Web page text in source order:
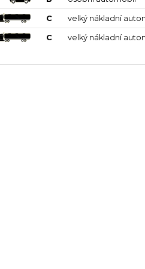
C velký nákladní
C velký nákladní